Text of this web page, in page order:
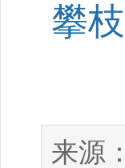
攀
来源：